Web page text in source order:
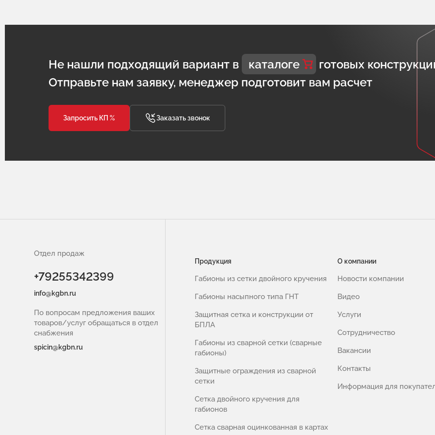
Не нашли подходящий вариант в каталоге
готовых
Отправьте нам заявку, менеджер подготовит вам расчет
Запросить КП % Заказать звонок
Отдел продаж
+79255342399
info@kgbn.ru
По вопросам предложения ваших
товаров/услуг обращаться в отдел
снабжения
spicin@kgbn.ru
Продукция
Габионы из сетки двойного кручения
Габионы насыпного типа ГНТ
Защитная сетка и конструкции от
БПЛА
Габионы из сварной сетки (сварные
габионы)
Защитные ограждения из сварной
сетки
Сетка двойного кручения для
габионов
Сетка сварная оцинкованная в картах
О компании
Новости компании
Видео
Услуги
Сотрудничество
Вакансии
Контакты
Информация для